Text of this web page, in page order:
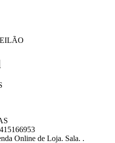
Online de Loja. Sala. .